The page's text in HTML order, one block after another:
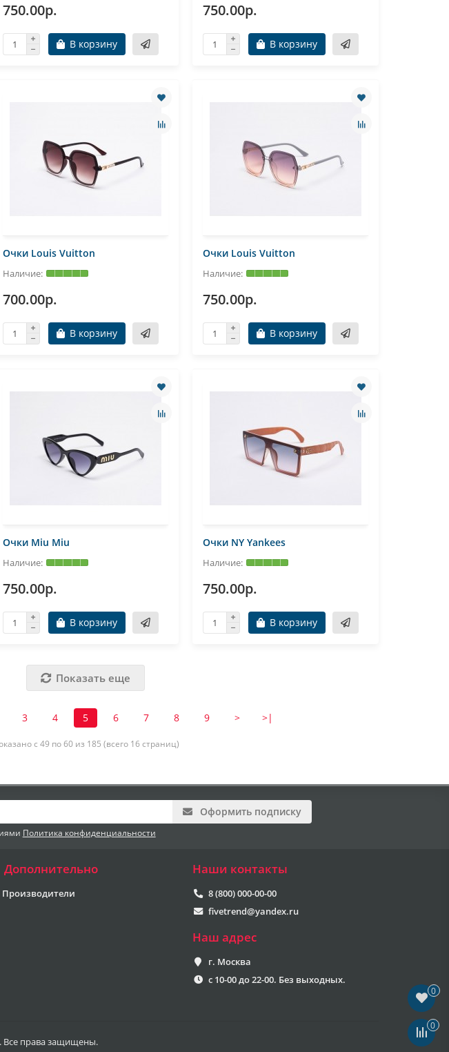
750.00р.
В корзину
750.00р.
В корзину
Очки Louis Vuitton
700.00р.
В корзину
Очки Louis Vuitton
750.00р.
В корзину
Очки Miu Miu
750.00р.
В корзину
Очки NY Yankees
750.00р.
В корзину
Показать еще
3 4 5 6 7 8 9 > >|
с 49 по 60 из 185 (всего 16 страниц)
Оформить подписку
Политика конфиденциальности
Дополнительно
Производители
Наши контакты
8 (800) 000-00-00
fivetrend@yandex.ru
Наш адрес
г. Москва
с 10-00 до 22-00. Без выходных.
Все права защищены.
0
0